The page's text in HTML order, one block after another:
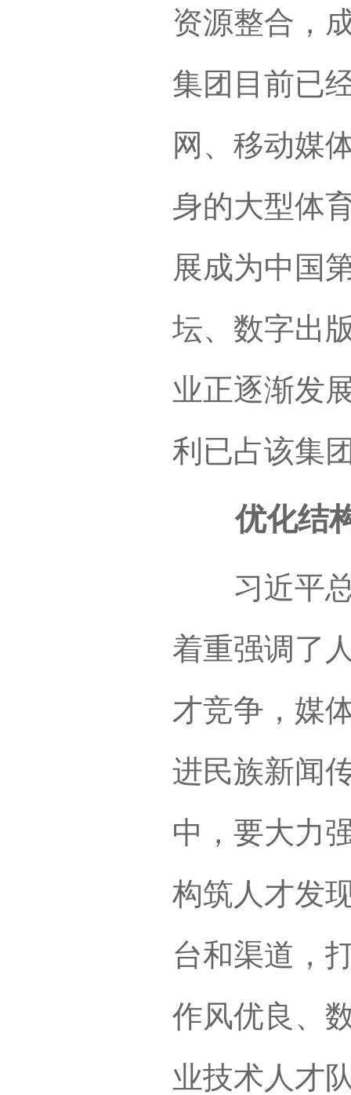
资源整合，
集团目前已
网、移动媒
身的大型体
展成为中国
坛、数字出
业正逐渐发
利已占该集
优化结构
习近平总
着重强调了
才竞争，媒
进民族新闻
中，要大力
构筑人才发
台和渠道，
作风优良、
业技术人才